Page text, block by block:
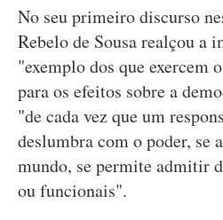
No seu primeiro discurso
Rebelo de Sousa realçou a
"exemplo dos que exercem
para os efeitos sobre a
"de cada vez que um
deslumbra com o poder, se
mundo, se permite admitir
ou funcionais".